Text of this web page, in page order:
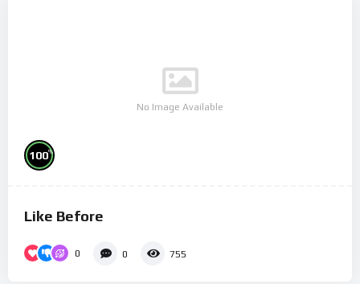
No Image Available
100%
Like Before
0 0 755